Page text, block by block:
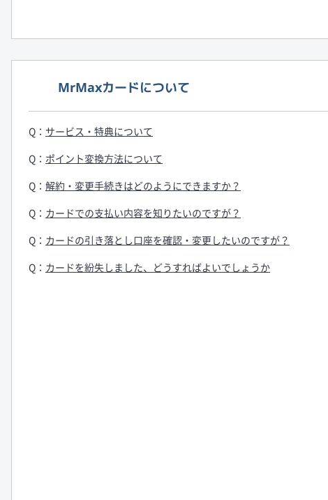
MrMaxカードについて
サービス・特典について
ポイント変換方法について
解約・変更手続きはどのようにできますか？
カードでの支払い内容を知りたいのですが？
カードの引き落とし口座を確認・変更したいのですが？
カードを紛失しました、どうすればよいでしょうか